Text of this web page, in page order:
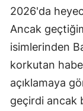
2026'da
Ancak
isimlerinden
korkutan
açıklamaya
geçirdi ancak